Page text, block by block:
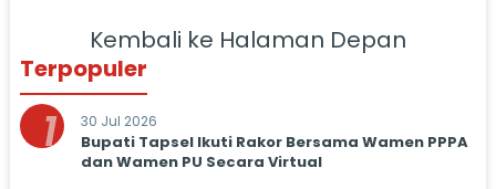
Kembali ke Halaman Depan
Terpopuler
1 30 Jul 2026
Bupati Tapsel Ikuti Rakor Bersama Wamen PPPA
dan Wamen PU Secara Virtual